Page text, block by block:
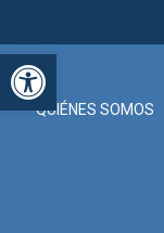
Abrir
QUIÉNES SOMOS